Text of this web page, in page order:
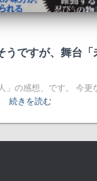
うですが、舞台「
」の感想、です。 今更
続きを読む